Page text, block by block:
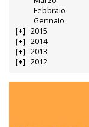
Febbraio
Gennaio
2015
2014
2013
2012